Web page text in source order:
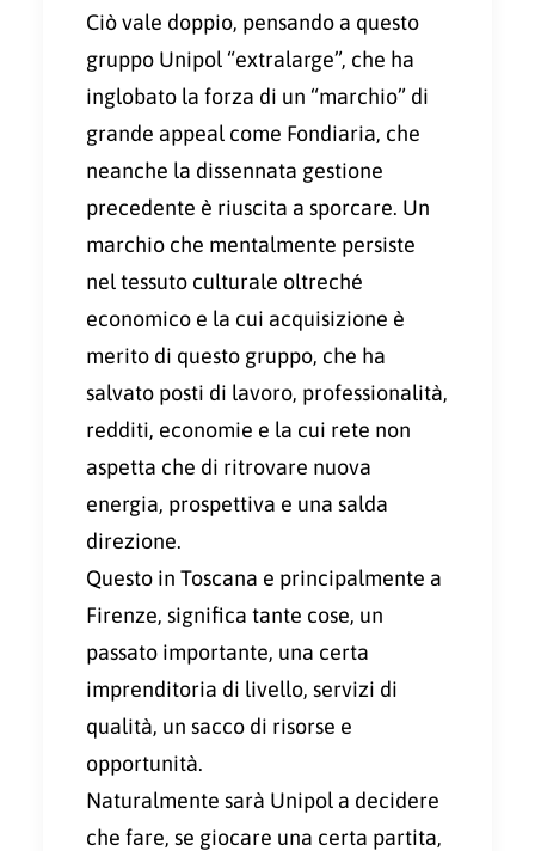
Ciò vale doppio, pensando a questo
gruppo Unipol “extralarge”, che ha
inglobato la forza di un “marchio” di
grande appeal come Fondiaria, che
neanche la dissennata gestione
precedente è riuscita a sporcare. Un
marchio che mentalmente persiste
nel tessuto culturale oltreché
economico e la cui acquisizione è
merito di questo gruppo, che ha
salvato posti di lavoro, professionalità,
redditi, economie e la cui rete non
aspetta che di ritrovare nuova
energia, prospettiva e una salda
direzione.
Questo in Toscana e principalmente a
Firenze, significa tante cose, un
passato importante, una certa
imprenditoria di livello, servizi di
qualità, un sacco di risorse e
opportunità.
Naturalmente sarà Unipol a decidere
che fare, se giocare una certa partita,